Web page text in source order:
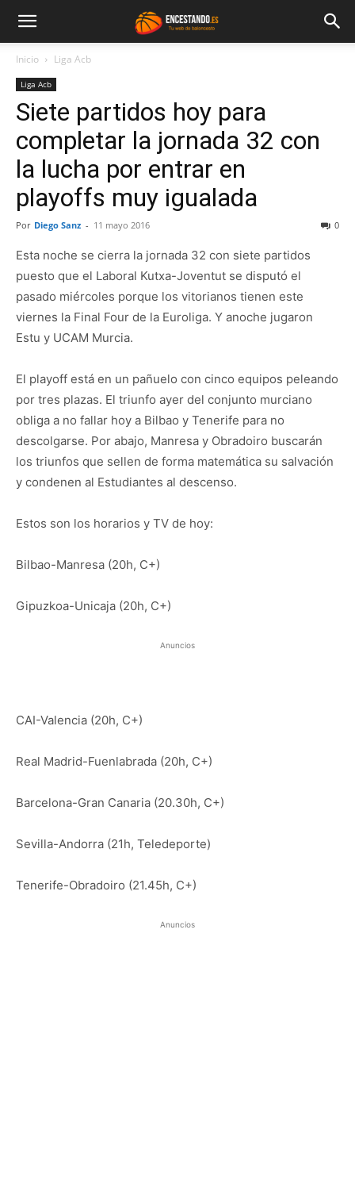
Inicio Liga Acb
Liga Acb
Siete partidos hoy para
completar la jornada 32 con
la lucha por entrar en
playoffs muy igualada
Por Diego Sanz - 11 mayo 2016 0
Esta noche se cierra la jornada 32 con siete partidos
puesto que el Laboral Kutxa-Joventut se disputó el
pasado miércoles porque los vitorianos tienen este
viernes la Final Four de la Euroliga. Y anoche jugaron
Estu y UCAM Murcia.
El playoff está en un pañuelo con cinco equipos peleando
por tres plazas. El triunfo ayer del conjunto murciano
obliga a no fallar hoy a Bilbao y Tenerife para no
descolgarse. Por abajo, Manresa y Obradoiro buscarán
los triunfos que sellen de forma matemática su salvación
y condenen al Estudiantes al descenso.
Estos son los horarios y TV de hoy:
Bilbao-Manresa (20h, C+)
Gipuzkoa-Unicaja (20h, C+)
Anuncios
CAI-Valencia (20h, C+)
Real Madrid-Fuenlabrada (20h, C+)
Barcelona-Gran Canaria (20.30h, C+)
Sevilla-Andorra (21h, Teledeporte)
Tenerife-Obradoiro (21.45h, C+)
Anuncios